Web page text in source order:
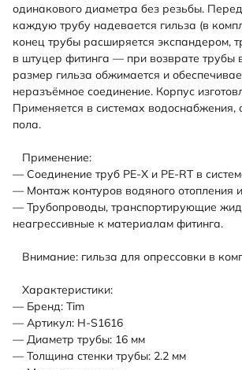
одинакового диаметра без резьбы.
каждую трубу надевается гильза (в
конец трубы расширяется экспандером,
в штуцер фитинга — при возврате трубы
размер гильза обжимается и
неразъёмное соединение. Корпус
Применяется в системах водоснабжения,
пола.
Применение:
— Соединение труб PE-X и PE-RT в
— Монтаж контуров водяного отопления
— Трубопроводы, транспортирующие
неагрессивные к материалам фитинга.
Внимание: гильза для опрессовки в
Характеристики:
— Бренд: Tim
— Артикул: H-S1616
— Диаметр трубы: 16 мм
— Толщина стенки трубы: 2.2 мм